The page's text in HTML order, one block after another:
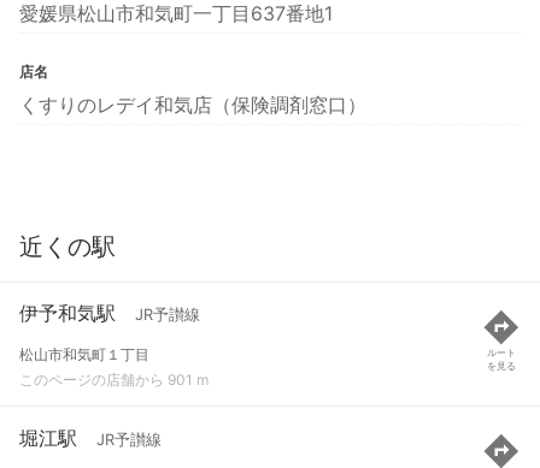
愛媛県松山市和気町一丁目637番地1
店名
くすりのレデイ和気店（保険調剤窓口）
近くの駅
伊予和気駅 JR予讃線
松山市和気町１丁目
このページの店舗から 901 m
ルート
を見る
堀江駅 JR予讃線